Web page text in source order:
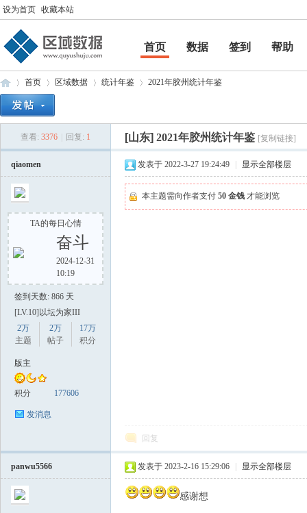
设为首页 收藏本站
首页 数据 签到
帮助
帮助
域
首页
›
区域数据
›
统计年鉴
›
2021年胶州统计年鉴
查看: 3376 回复: 1 [山东] 2021年胶州统计年鉴 [复制链接]
qiaomen
TA的每日心情
奋斗
2024-12-31
10:19
签到天数: 866 天
[LV.10]以坛为家III
2万
主题
2万
帖子
17万
积分
版主
积分 177606
发消息
发表于 2022-3-27 19:24:49 显示全部楼层
本主题需向作者支付 50 金钱 才能浏览
回复
panwu5566 发表于 2023-2-16 15:29:06 显示全部楼层
感谢想